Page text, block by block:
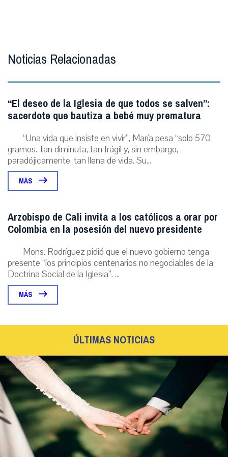
Noticias Relacionadas
“El deseo de la Iglesia de que todos se salven”:
sacerdote que bautiza a bebé muy prematura
“Una vida que insiste en vivir”, María pesa “solo 570
gramos. Tan diminuta, tan frágil y, sin embargo,
paradójicamente, tan llena de vida. Su...
MÁS
Arzobispo de Cali invita a los católicos a orar por
Colombia en la posesión del nuevo presidente
Mons. Rodríguez pidió que el nuevo gobierno tenga
presente “los principios centenarios no negociables de la
Doctrina Social de la Iglesia”. ...
MÁS
ÚLTIMAS NOTICIAS